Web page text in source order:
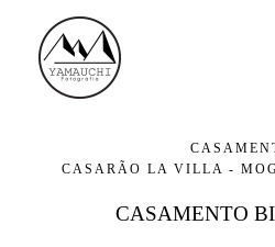
CASARÃO LA VILLA -
CASAMENTO